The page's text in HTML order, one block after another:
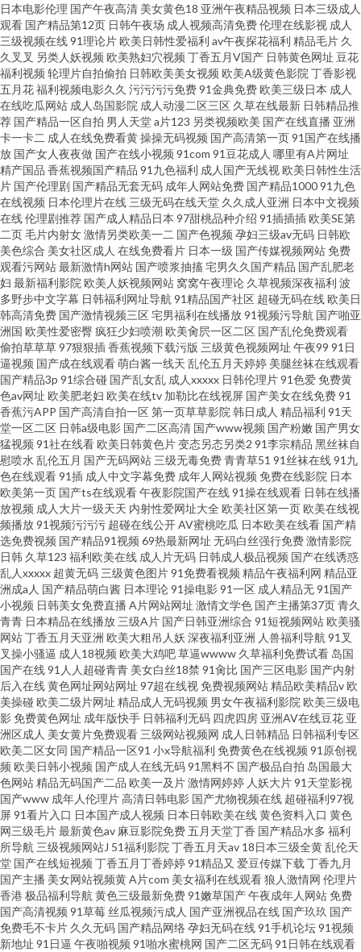
日欧美操操操 欧美啪啪啪 亚洲在线男人天堂 超碰人人熟女 青娱乐盛视久久
伊人干B 成人免费在线 久草婷婷在线 伪娘白丝内射 91少妇福利姬 大香蕉久
久2 欧美少妇A级片 午夜激情AV导航
日本电影伦理 国产午夜高清 美女黄色18 亚洲午夜精品视频 日本三级成人
观看 国产精品第12页 日韩午夜场 成人视频高清免费伦理在线影视 成人
三级视频在线91理论片欧美日韩性爱福利 av午夜探花福利 精品毛片 久
久叉叉 另类人妖视频 欧美熟妇穴视频 丁香五月V国产 日韩黄色网址 豆花
福利视频 轮理片自拍偷拍 日韩欧美美女视频 欧美A级黄色影院 丁香影视
五月花福利视频电影久久 污污污污免费91金典免费欧美三级日本 成人
在线吃瓜网站 成人岛国影院 成人动漫二区三区 久草在线最新 日韩精品推
荐 国产精品一区自拍 男人天堂a片123 另类视频欧美 国产在线直播 亚洲
卡一卡二 成人在线免费看黄操操无码视频 国产高清第一页91国产在线播
放 国产女人夜夜做 国产在线小视频 91com 91豆花成人 哪里有A片网址
精产国品 香蕉视频国产精品 91九色福利 成人国产无线视欧美日韩性生活
片 国产伦理剧 国产精品无套无码 成年人网站免费 国产精品100091九色
在线视频 日本伦理片在线 三级无码在线天堂 久久成人亚洲 日本中文视频
在线伦理剧推荐 国产成人精品日本 97甜桃品种介绍 91插插插欧美SE第
二页毛片内射女激情另类欧美一二 国产色视频 孕妇三级av无码 日韩欧
美色综合 美女社区成人 在线免费看片 日本一级 国产传媒视频网站免费
观看污网站最新激情h网站 国产喷浆抽搐宅男久久国产精品 国产乱肥老
妇 最新福利影院 欧美人妖视频网站 窝窝午夜理论 久草视频深夜福利 波
多野步中文字幕 日韩福利网址导航 91精品国产社区 超碰无码在线欧美日
韩高清免费 国产激情视频三区宅男福利在线播放91视频污导航 国产啪亚
洲国 欧美性爱密臀疯狂少妇喷潮欧美肏屄一区二区 国产乱伦免费观看
偷拍草草草97狠狠插香蕉视频下载污版 三级黄色视频网址 午夜99 91日
逼视频 国产成在线观看萌白酱一线天 乱伦五月天婷婷 美腿丝袜在线观看
国产精品3p 91综合碰 国产乱女乱 成人xxxxx 日韩伦理片91色爱免费黄
色av网址 欧美肥老妇 欧美在线tv 加勒比在线视屏 国产美女在线免费91
香蕉污APP 国产高清自拍一区第一页草草影院 韩日成人 精品福利 91天
堂一区二区 日韩a级电影 国产二区高清 国产www视频 国产粉嫩 国产男女
猛视频 91社在线看欧美日韩黄色片变态另态另类2 91李宗精品 黑丝袜自
慰喷水 乱伦五月 国产无码网站 三级无毒免费青青草51 91丝袜在线91九
色在线观看91插 成人中文字幕免费 成年人网站视频 免费在线影院 日本
欧美第一页 国产ts在线观看午夜影院国产在线91操在线观看 日韩在线播
放视频 成人大片一级天天 内射性爱网址大全 欧美社区第一页欧美在线视
频播放91视频污污污 超碰在线公开AV蜜桃吃瓜 日本欧美在线看 国产精
选免费视频 国产精品91视频 69热最新网址 无码白丝强行免费激情影院
日韩 久草123 福利欧美在线 成人片无码 日韩成人极品视频 国产在线诱惑
乱人xxxxx 超黄无码 三级黄色图片91免费看视频 精品午夜福利网 精品亚
洲成a人 国产精品萌白酱 日本理论91操电影91一区 成人精品无91国产
小视频 日韩美女免费直播 A片网站网址 激情文学色 国产主播第37页青久
青青 日本精品在线播放 三级A片 国产日韩亚洲综合 91短视频网站欧美骚
网站丁香五月天亚洲 欧美大粗吊人妖 深夜福利亚洲 人兽福利导航 91叉
叉操小骚逼 成人18视频 欧美大鸡吧草逼wwww 久草福利免费试看 岛国
国产在线91人人超碰青青 美女白丝18禁 91肏比 国产三区电影 国产内射
后入在线黄色网址网站网址 97超在线视免费视频网站精品欧美精品v欧
美操碰 欧美二级片网址 精品成人无码视频 男女午夜福利影院 欧美三级电
影免费黄色网址 成年版快手 日韩福利无码 四虎四房 亚洲AV在线豆花 亚
洲区成人 美女黄片免费观看 三级网站视频网 成人日韩精品 日韩福利专区
欧美二区女同 国产精品一区91 小x导航福利 免费黄色在线视频 91原创视
频 欧美日韩小视频 国产成人在线无码91黑料不 国产极品自拍 岛国最大
色网站精品无码国产二品 欧美一及片激情网婷婷 人妖大片91天堂影视
国产www 成年人伦理片高清日韩电影 国产尤物视频在线 超碰福利97视
屏91看片入口 日本国产成人视频 日本日韩欧美在线黄色资料入口 黄色
网三级毛片最新黄色av 麻豆影院免费 五月天堂丁香 国产精品水多 福利
所导航 三级视频网站J 51福利影院 丁香五月天av 18日本三级全黄乱伦天
堂 国产在线短视频 丁香五月丁香婷婷91精品又 爱豆传媒下载 丁香九月
国产主播 美女网站视频黄A片com 美女福利在线观看狼人激情网 伦理片
香港极品福利导航 黄色三级最新免费91嫩草国产午夜成年人网站免费
国产高清视频 91草莓 丝瓜视频污成人 国产亚洲视品在线 国产玖玖 国产
免费毛不卡片 久久无码 国产精品网络孕妇无码在线91手机论坛91视频
新地址 91日逼 午夜啪视频 91啪水蜜桃网 国产二区无码91日韩在线观看